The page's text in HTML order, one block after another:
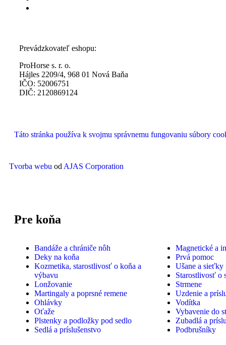
Prevádzkovateľ eshopu:
ProHorse s. r. o.
Hájles 2209/4, 968 01 Nová Baňa
IČO: 52006751
DIČ: 2120869124
Táto stránka používa k svojmu správnemu fungovaniu súbory
Tvorba webu od AJAS Corporation
Pre koňa
Bandáže a chrániče nôh
Deky na koňa
Kozmetika, starostlivosť o koňa a
výbavu
Lonžovanie
Martingaly a poprsné remene
Ohlávky
Oťaže
Plstenky a podložky pod sedlo
Sedlá a príslušenstvo
Magnetické a
Prvá pomoc
Ušane a sieťky
Starostlivosť o
Strmene
Uzdenie a
Vodítka
Vybavenie do
Zubadlá a
Podbrušníky